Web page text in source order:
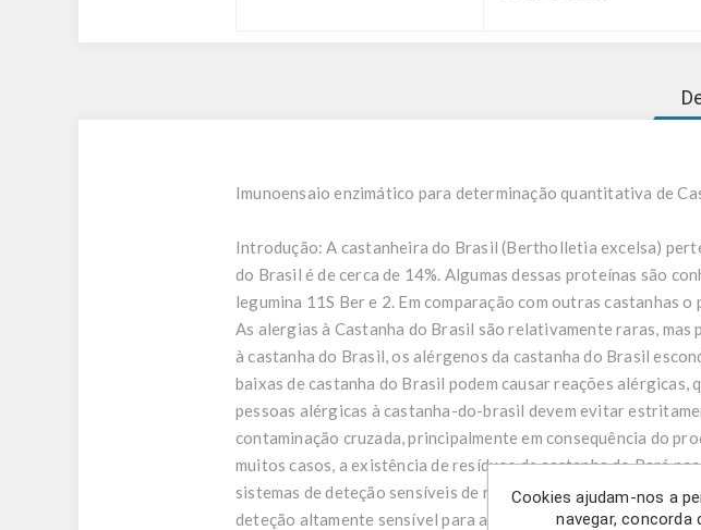
Imunoensaio enzimático para determinação quantitativa de
Introdução: A castanheira do Brasil (Bertholletia excelsa)
do Brasil é de cerca de 14%. Algumas dessas proteínas são
legumina 11S Ber e 2. Em comparação com outras castanhas
As alergias à Castanha do Brasil são relativamente raras,
à castanha do Brasil, os alérgenos da castanha do Brasil
baixas de castanha do Brasil podem causar reações
pessoas alérgicas à castanha-do-brasil devem evitar
contaminação cruzada, principalmente em consequência do
muitos casos, a existência de resíduos de castanha do Pará
sistemas de deteção sensíveis de resíduos de castanha do
deteção altamente sensível para a castanha do Brasil e é
Cookies ajudam-nos a
navegar, concorda